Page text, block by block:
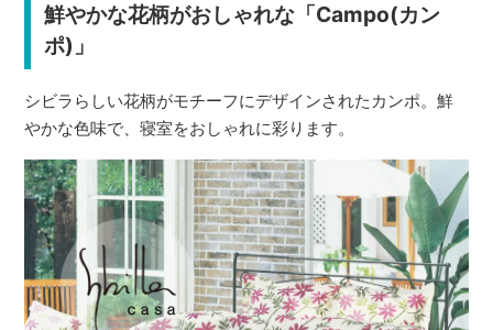
鮮やかな花柄がおしゃれな「Campo(カン
ポ)」
シビラらしい花柄がモチーフにデザインされたカンポ。鮮
やかな色味で、寝室をおしゃれに彩ります。